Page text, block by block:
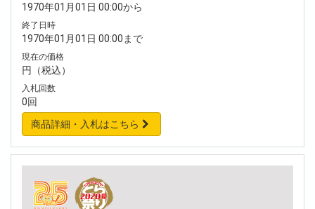
1970年01月01日 00:00から
終了日時
1970年01月01日 00:00まで
現在の価格
円（税込）
入札回数
0回
商品詳細・入札はこちら